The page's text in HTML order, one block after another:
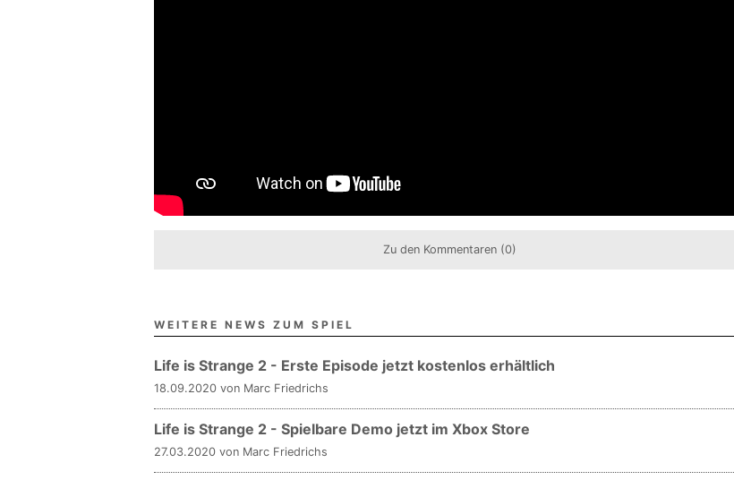
Zu den Kommentaren (0)
WEITERE NEWS ZUM SPIEL
Life is Strange 2 - Erste Episode jetzt kostenlos erhältlich
18.09.2020 von Marc Friedrichs
Life is Strange 2 - Spielbare Demo jetzt im Xbox Store
27.03.2020 von Marc Friedrichs